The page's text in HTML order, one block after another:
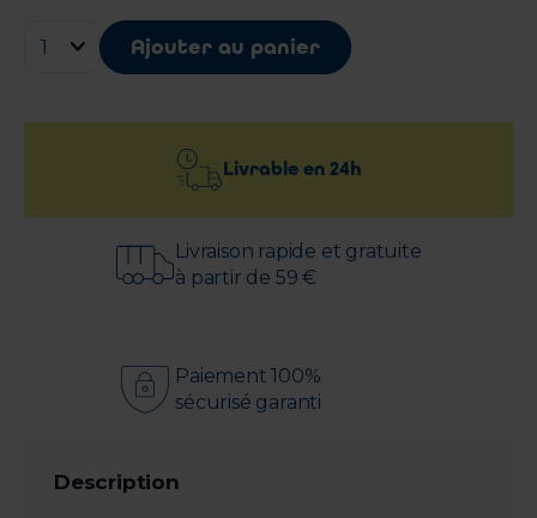
Ajouter au panier
Livrable en 24h
Livraison rapide et gratuite
à partir de 59 €
Paiement 100%
sécurisé garanti
Description